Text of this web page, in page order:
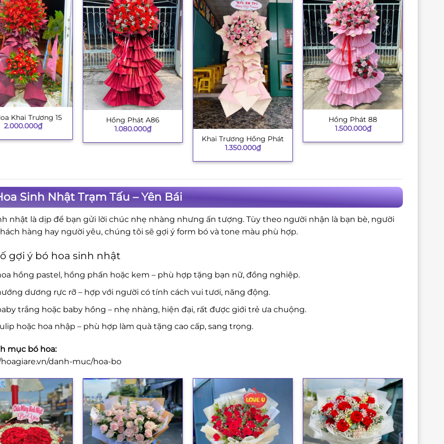
Khai Trương 15
2.000.000₫
Hồng Phát A86
1.080.000₫
+
Khai Trương Hồng Phát
1.350.000₫
Hồng Phát 88
1.500.000₫
Sinh Nhật Trạm Tấu – Yên Bái
nhật là dịp để bạn gửi lời chúc nhẹ nhàng nhưng ấn tượng. Tùy theo người nhận là bạn bè, người
hàng hay người yêu, chúng tôi sẽ gợi ý form bó và tone màu phù hợp.
gợi ý bó hoa sinh nhật
hồng pastel, hồng phấn hoặc kem – phù hợp tặng bạn nữ, đồng nghiệp.
dương rực rỡ – hợp với người có tính cách vui tươi, năng động.
trắng hoặc baby hồng – nhẹ nhàng, hiện đại, rất được giới trẻ ưa chuộng.
hoặc hoa nhập – phù hợp làm quà tặng cao cấp, sang trọng.
mục bó hoa:
danh-muc/hoa-bo